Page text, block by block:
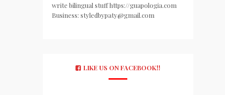
write bilingual stuff https://guapologia.com
Business: styledbypaty@gmail.com
LIKE US ON FACEBOOK!!